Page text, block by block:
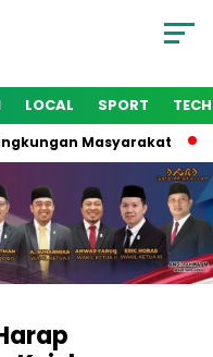
LOCAL SPORT
Masyarakat